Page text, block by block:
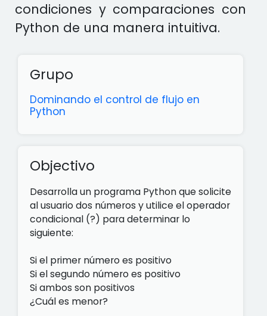
condiciones y comparaciones con
Python de una manera intuitiva.
Grupo
Dominando el control de flujo en
Python
Objectivo
Desarrolla un programa Python que solicite
al usuario dos números y utilice el operador
condicional (?) para determinar lo
siguiente:
Si el primer número es positivo
Si el segundo número es positivo
Si ambos son positivos
¿Cuál es menor?